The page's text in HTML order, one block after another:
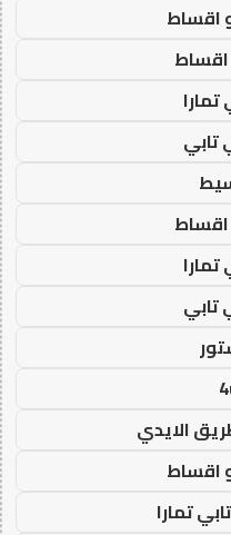
اقساط
تابي
تابي
الايدي
اقساط
تمارا